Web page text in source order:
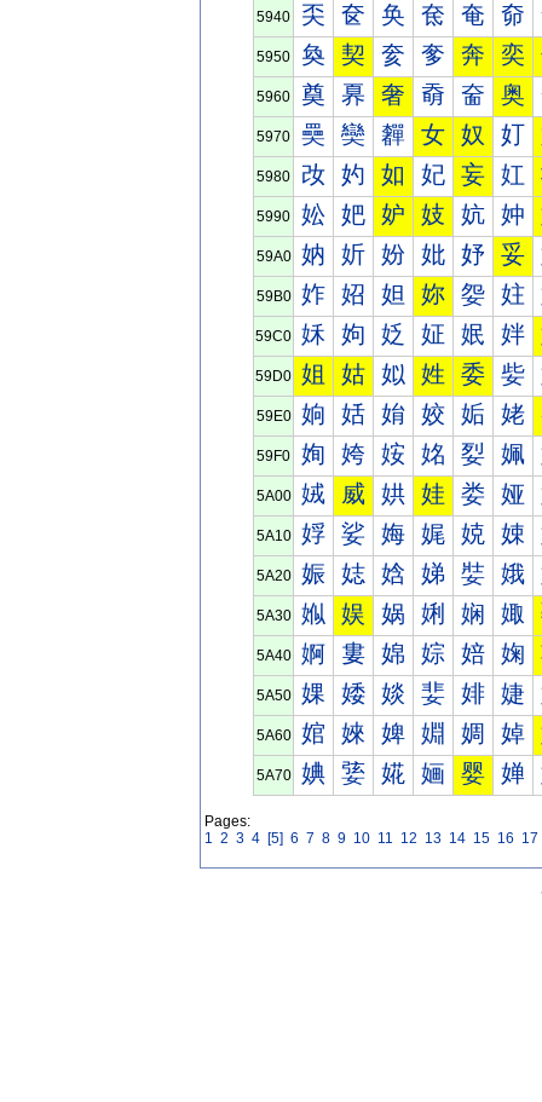
5940 奀 奁 奂 奃 奄 奅
5950 奐 契 奒 奓 奔 奕
5960 奠 奡 奢 奣 奤 奥
5970 奰 奱 奲 女 奴 奵
5980 妀 妁 如 妃 妄 妅
5990 妐 妑 妒 妓 妔 妕
59A0 妠 妡 妢 妣 妤 妥
59B0 妰 妱 妲 妳 妴 妵
59C0 姀 姁 姂 姃 姄 姅
59D0 姐 姑 姒 姓 委 姕
59E0 姠 姡 姢 姣 姤 姥
59F0 姰 姱 姲 姳 姴 姵
5A00 娀 威 娂 娃 娄 娅
5A10 娐 娑 娒 娓 娔 娕
5A20 娠 娡 娢 娣 娤 娥
5A30 娰 娱 娲 娳 娴 娵
5A40 婀 婁 婂 婃 婄 婅
5A50 婐 婑 婒 婓 婔 婕
5A60 婠 婡 婢 婣 婤 婥
5A70 婰 婱 婲 婳 婴 婵
Pages:
1 2 3 4 [5] 6 7 8 9 10 11 12 13 14 15 16 17